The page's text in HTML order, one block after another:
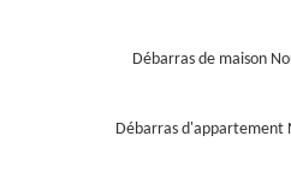
Débarras de maison
Débarras d'appartement